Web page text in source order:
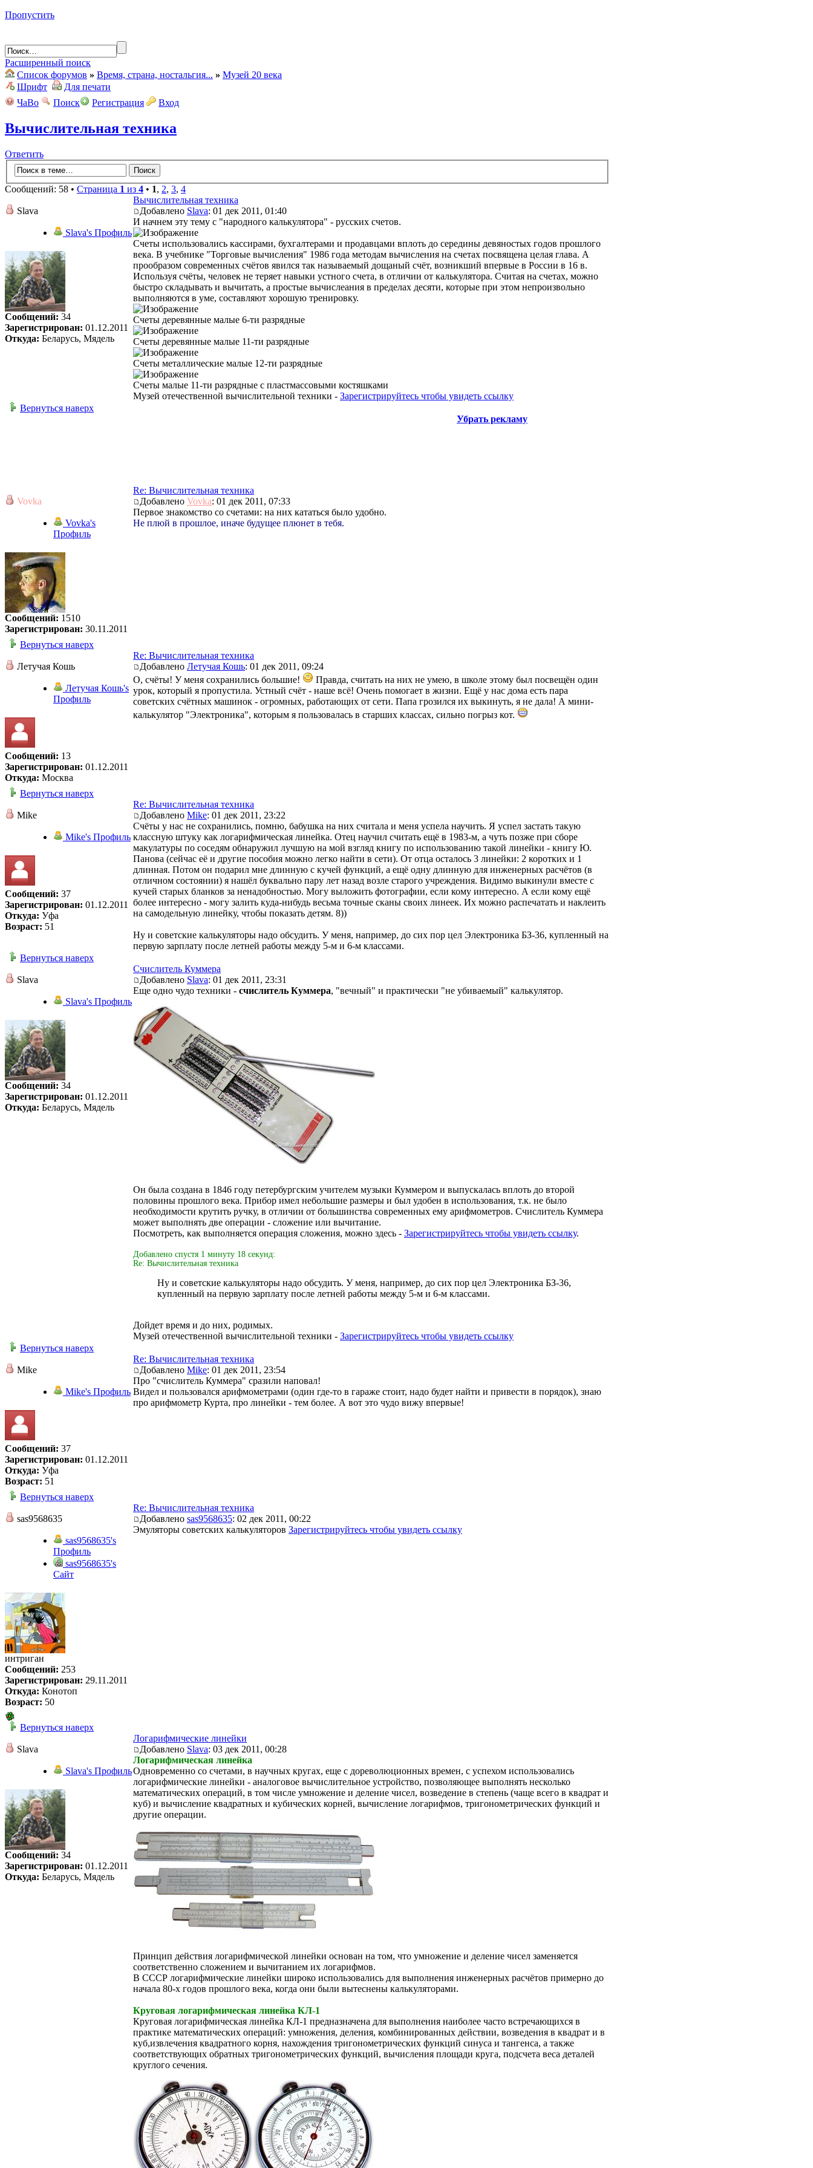
Пропустить
Расширенный поиск
Список форумов » Время, страна, ностальгия... » Музей 20 века
Шрифт
Для печати
ЧаВо
Поиск Регистрация Вход
Вычислительная техника
Ответить
Сообщений: 58 • Страница 1 из 4 • 1, 2, 3, 4
Slava
Slava's Профиль
Сообщений: 34
Зарегистрирован: 01.12.2011
Откуда: Беларусь, Мядель
Вычислительная техника
Добавлено Slava: 01 дек 2011, 01:40
И начнем эту тему с "народного калькулятора" - русских счетов.
Счеты использовались кассирами, бухгалтерами и продавцами вплоть до середины девяностых годов прошлого
века. В учебнике "Торговые вычисления" 1986 года методам вычисления на счетах посвящена целая глава. А
прообразом современных счётов явился так называемый дощаный счёт, возникший впервые в России в 16 в.
Используя счёты, человек не теряет навыки устного счета, в отличии от калькулятора. Считая на счетах, можно
быстро складывать и вычитать, а простые вычислеания в пределах десяти, которые при этом непроизвольно
выполняются в уме, составляют хорошую тренировку.
Счеты деревянные малые 6-ти разрядные
Счеты деревянные малые 11-ти разрядные
Счеты металлические малые 12-ти разрядные
Счеты малые 11-ти разрядные с пластмассовыми костяшками
Музей отечественной вычислительной техники - Зарегистрируйтесь чтобы увидеть ссылку
Вернуться наверх
Убрать рекламу
Vovka
Vovka's
Профиль
Сообщений: 1510
Зарегистрирован: 30.11.2011
Re: Вычислительная техника
Добавлено Vovka: 01 дек 2011, 07:33
Первое знакомство со счетами: на них кататься было удобно.
Не плюй в прошлое, иначе будущее плюнет в тебя.
Вернуться наверх
Летучая Кошь
Летучая Кошь's
Профиль
Сообщений: 13
Зарегистрирован: 01.12.2011
Откуда: Москва
Re: Вычислительная техника
Добавлено Летучая Кошь: 01 дек 2011, 09:24
О, счёты! У меня сохранились большие!
Правда, считать на них не умею, в школе этому был посвещён один
урок, который я пропустила. Устный счёт - наше всё! Очень помогает в жизни. Ещё у нас дома есть пара
советских счётных машинок - огромных, работающих от сети. Папа грозился их выкинуть, я не дала! А мини-
калькулятор "Электроника", которым я пользовалась в старших классах, сильно погрыз кот.
Вернуться наверх
Mike
Mike's Профиль
Сообщений: 37
Зарегистрирован: 01.12.2011
Откуда: Уфа
Возраст: 51
Re: Вычислительная техника
Добавлено Mike: 01 дек 2011, 23:22
Счёты у нас не сохранились, помню, бабушка на них считала и меня успела научить. Я успел застать такую
классную штуку как логарифмическая линейка. Отец научил считать ещё в 1983-м, а чуть позже при сборе
макулатуры по соседям обнаружил лучшую на мой взгляд книгу по использованию такой линейки - книгу Ю.
Панова (сейчас её и другие пособия можно легко найти в сети). От отца осталось 3 линейки: 2 коротких и 1
длинная. Потом он подарил мне длинную с кучей функций, а ещё одну длинную для инженерных расчётов (в
отличном состоянии) я нашёл буквально пару лет назад возле старого учреждения. Видимо выкинули вместе с
кучей старых бланков за ненадобностью. Могу выложить фотографии, если кому интересно. А если кому ещё
более интересно - могу залить куда-нибудь весьма точные сканы своих линеек. Их можно распечатать и наклеить
на самодельную линейку, чтобы показать детям. 8))
Ну и советские калькуляторы надо обсудить. У меня, например, до сих пор цел Электроника БЗ-36, купленный на
первую зарплату после летней работы между 5-м и 6-м классами.
Вернуться наверх
Slava
Slava's Профиль
Сообщений: 34
Зарегистрирован: 01.12.2011
Откуда: Беларусь, Мядель
Счислитель Куммера
Добавлено Slava: 01 дек 2011, 23:31
Еще одно чудо техники - счислитель Куммера, "вечный" и практически "не убиваемый" калькулятор.
Он была создана в 1846 году петербургским учителем музыки Куммером и выпускалась вплоть до второй
половины прошлого века. Прибор имел небольшие размеры и был удобен в использования, т.к. не было
необходимости крутить ручку, в отличии от большинства современных ему арифмометров. Счислитель Куммера
может выполнять две операции - сложение или вычитание.
Посмотреть, как выполняется операция сложения, можно здесь - Зарегистрируйтесь чтобы увидеть ссылку.
Добавлено спустя 1 минуту 18 секунд:
Re: Вычислительная техника
Ну и советские калькуляторы надо обсудить. У меня, например, до сих пор цел Электроника БЗ-36,
купленный на первую зарплату после летней работы между 5-м и 6-м классами.
Дойдет время и до них, родимых.
Музей отечественной вычислительной техники - Зарегистрируйтесь чтобы увидеть ссылку
Вернуться наверх
Mike
Mike's Профиль
Сообщений: 37
Зарегистрирован: 01.12.2011
Откуда: Уфа
Возраст: 51
Re: Вычислительная техника
Добавлено Mike: 01 дек 2011, 23:54
Про "счислитель Куммера" сразили наповал!
Видел и пользовался арифмометрами (один где-то в гараже стоит, надо будет найти и привести в порядок), знаю
про арифмометр Курта, про линейки - тем более. А вот это чудо вижу впервые!
Вернуться наверх
sas9568635
sas9568635's
Профиль
sas9568635's
Сайт
интриган
Сообщений: 253
Зарегистрирован: 29.11.2011
Откуда: Конотоп
Возраст: 50
Re: Вычислительная техника
Добавлено sas9568635: 02 дек 2011, 00:22
Эмуляторы советских калькуляторов Зарегистрируйтесь чтобы увидеть ссылку
Вернуться наверх
Slava
Slava's Профиль
Сообщений: 34
Зарегистрирован: 01.12.2011
Откуда: Беларусь, Мядель
Логарифмические линейки
Добавлено Slava: 03 дек 2011, 00:28
Логарифмическая линейка
Одновременно со счетами, в научных кругах, еще с дореволюционных времен, с успехом использовались
логарифмические линейки - аналоговое вычислительное устройство, позволяющее выполнять несколько
математических операций, в том числе умножение и деление чисел, возведение в степень (чаще всего в квадрат и
куб) и вычисление квадратных и кубических корней, вычисление логарифмов, тригонометрических функций и
другие операции.
Принцип действия логарифмической линейки основан на том, что умножение и деление чисел заменяется
соответственно сложением и вычитанием их логарифмов.
В СССР логарифмические линейки широко использовались для выполнения инженерных расчётов примерно до
начала 80-х годов прошлого века, когда они были вытеснены калькуляторами.
Круговая логарифмическая линейка КЛ-1
Круговая логарифмическая линейка КЛ-1 предназначена для выполнения наиболее часто встречающихся в
практике математических операций: умножения, деления, комбинированных действии, возведения в квадрат и в
куб,извлечения квадратного корня, нахождения тригонометрических функций синуса и тангенса, а также
соответствующих обратных тригонометрических функций, вычисления площади круга, подсчета веса деталей
круглого сечения.